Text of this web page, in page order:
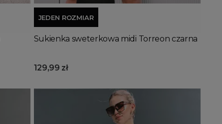
JEDEN ROZMIAR
Sukienka sweterkowa midi Torreon czarna
129,99 zł